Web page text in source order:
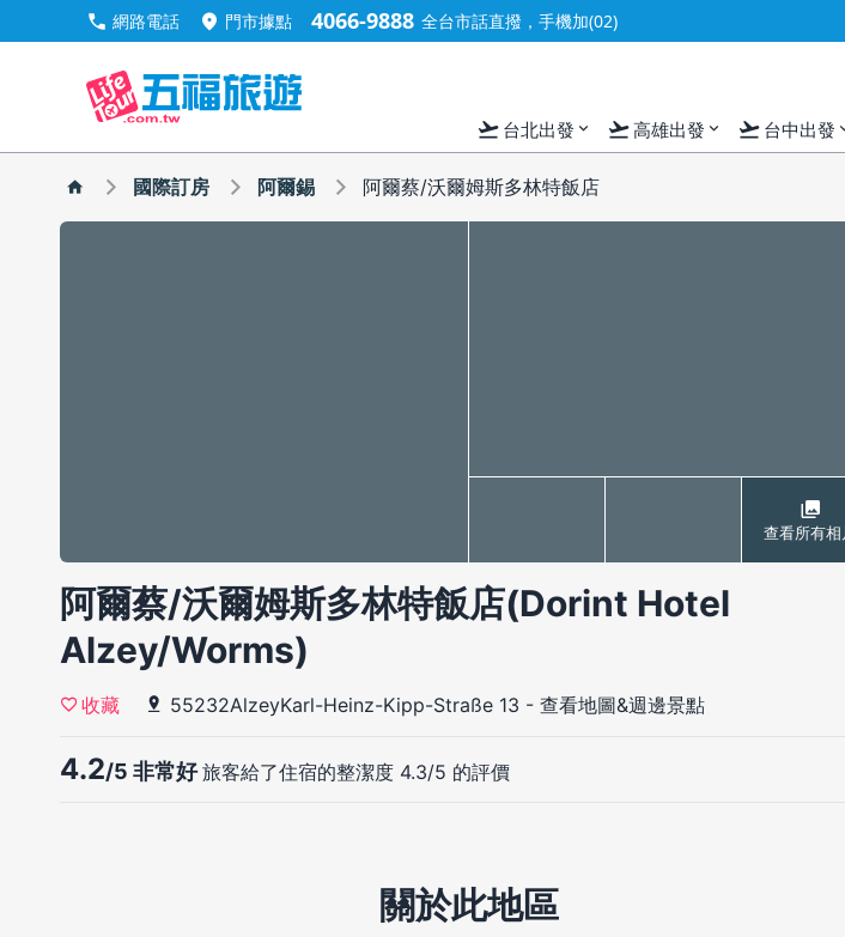
call 網路電話 location_on 門市據點 4066-9888 全台市話直撥，手機加(02)
flight_takeoff 台北出發 expand_more flight_takeoff高雄出發 expand_more flight_takeoff 台中出發
國際訂房 阿爾錫 阿爾蔡/沃爾姆斯多林特飯店
查看所有相
阿爾蔡/沃爾姆斯多林特飯店(Dorint Hotel
Alzey/Worms)
收藏 55232AlzeyKarl-Heinz-Kipp-Straße 13 - 查看地圖&週邊景點
4.2/5 非常好旅客給了住宿的整潔度 4.3/5 的評價
關於此地區